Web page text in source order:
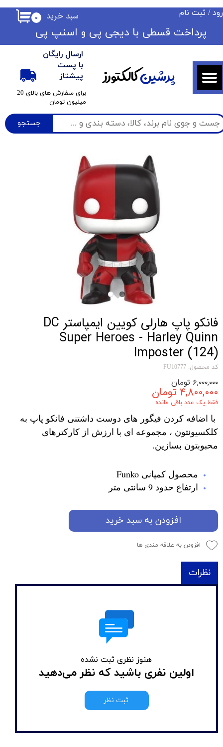
جستجو
ارسال رایگان
با پست
پیشتاز
​برای سفارش های بالای 20
میلیون تومان
۰ سبد خرید / ثبت نام
حساب کاربری من
تغییر گذر واژه
سفارشات
خروج از حساب کاربری
​​پرداخت قسطی با دیجی پی ​​​​​​​و اسنپ پی
پرشینکالکتورز
فانکو پاپ هارلی کویین ایمپاستر DC
Super Heroes - Harley Quinn
Imposter (124)
کد محصول: FU10777
۶,۰۰۰,۰۰۰ تومان
۴,۸۰۰,۰۰۰ تومان
فقط یک عدد باقی مانده
با اضافه کردن فیگور های دوست داشتنی فانکو پاپ به
کلکسیونتون ، مجموعه ای با ارزش از کارکترهای
محبوبتون بسازین.
محصول کمپانی Funko
ارتفاع حدود 9 سانتی متر
افزودن به سبد خرید
افزودن به علاقه مندی ها
نظرات
هنوز نظری ثبت نشده
اولین نفری باشید که نظر می‌دهید
ثبت نظر